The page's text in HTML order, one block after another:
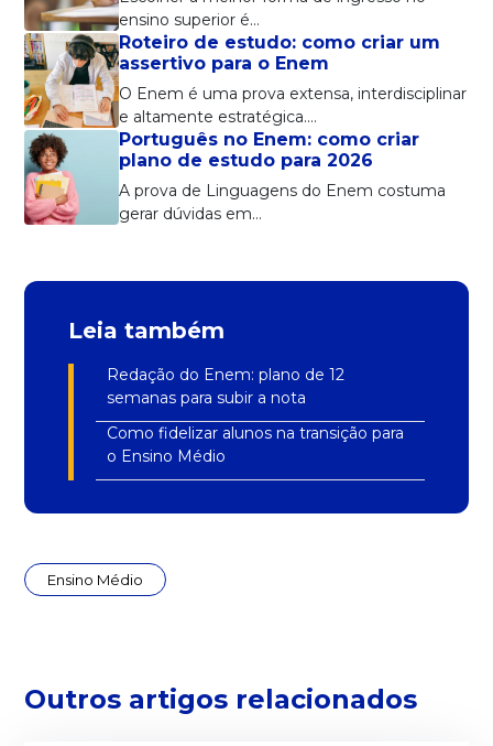
ensino superior é…
Roteiro de estudo: como criar um
assertivo para o Enem
O Enem é uma prova extensa, interdisciplinar
e altamente estratégica.…
Português no Enem: como criar
plano de estudo para 2026
A prova de Linguagens do Enem costuma
gerar dúvidas em…
Leia também
Redação do Enem: plano de 12
semanas para subir a nota
Como fidelizar alunos na transição para
o Ensino Médio
Ensino Médio
Outros artigos relacionados